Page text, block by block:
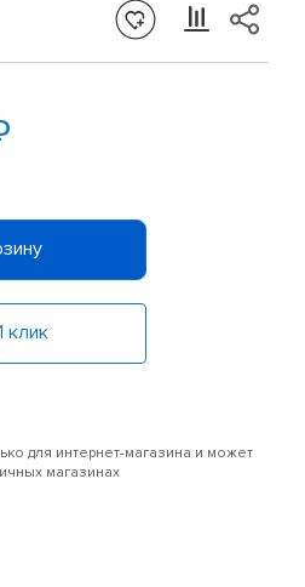
клик
для интернет-магазина и может
магазинах